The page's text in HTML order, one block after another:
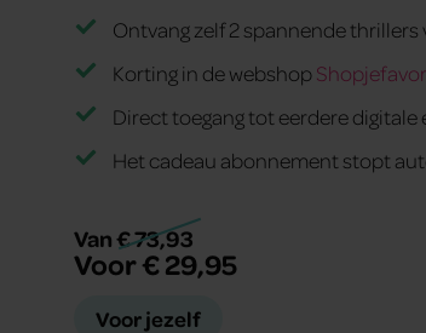
Ontvang zelf 2 spannende thrillers
Korting in de webshop
Direct toegang tot eerdere digitale
Het cadeau abonnement stopt
Van € 73,93
Voor € 29,95
Voor jezelf